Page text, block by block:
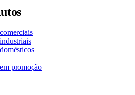
promoção